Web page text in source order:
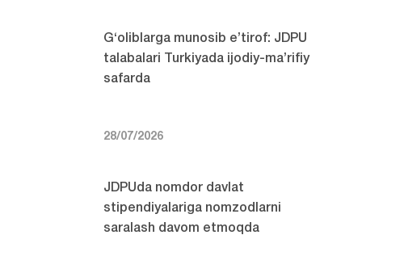
G‘oliblarga munosib e’tirof: JDPU
talabalari Turkiyada ijodiy-ma’rifiy
safarda
28/07/2026
JDPUda nomdor davlat
stipendiyalariga nomzodlarni
saralash davom etmoqda